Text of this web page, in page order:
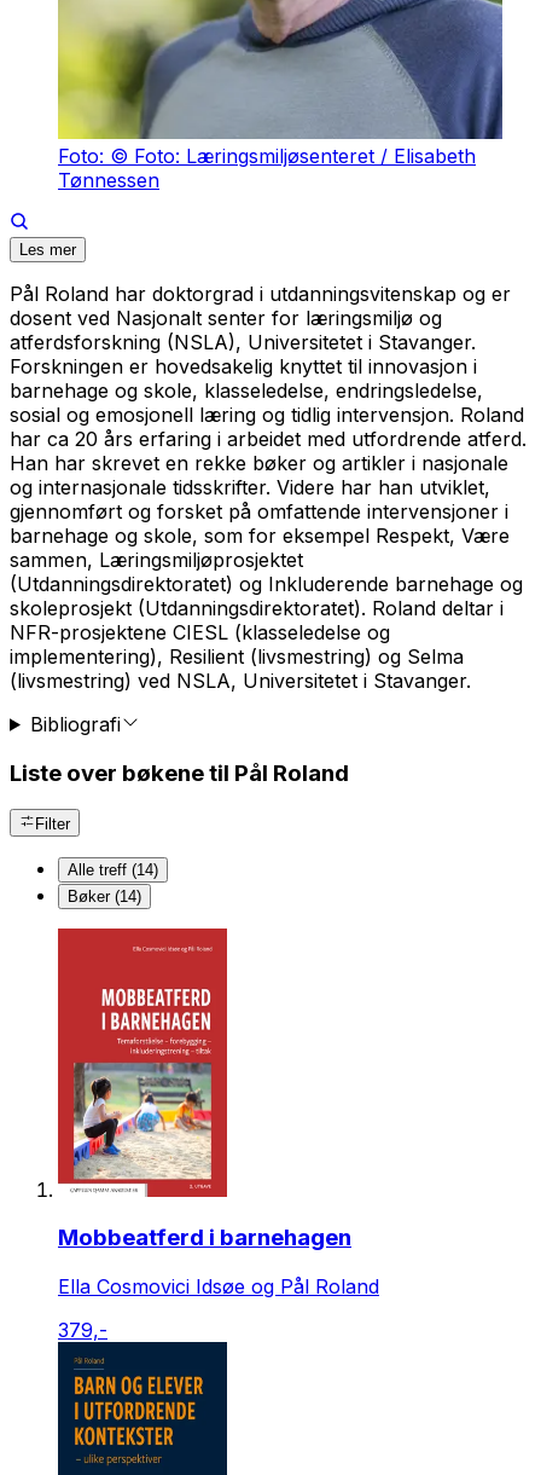
Foto: © Foto: Læringsmiljøsenteret / Elisabeth
Tønnessen
Les mer
Pål Roland har doktorgrad i utdanningsvitenskap og er
dosent ved Nasjonalt senter for læringsmiljø og
atferdsforskning (NSLA), Universitetet i Stavanger.
Forskningen er hovedsakelig knyttet til innovasjon i
barnehage og skole, klasseledelse, endringsledelse,
sosial og emosjonell læring og tidlig intervensjon. Roland
har ca 20 års erfaring i arbeidet med utfordrende atferd.
Han har skrevet en rekke bøker og artikler i nasjonale
og internasjonale tidsskrifter. Videre har han utviklet,
gjennomført og forsket på omfattende intervensjoner i
barnehage og skole, som for eksempel Respekt, Være
sammen, Læringsmiljøprosjektet
(Utdanningsdirektoratet) og Inkluderende barnehage og
skoleprosjekt (Utdanningsdirektoratet). Roland deltar i
NFR-prosjektene CIESL (klasseledelse og
implementering), Resilient (livsmestring) og Selma
(livsmestring) ved NSLA, Universitetet i Stavanger.
Bibliografi
Liste over bøkene til Pål Roland
Filter
Alle treff (14)
Bøker (14)
Mobbeatferd i barnehagen
Ella Cosmovici Idsøe og Pål Roland
379,-